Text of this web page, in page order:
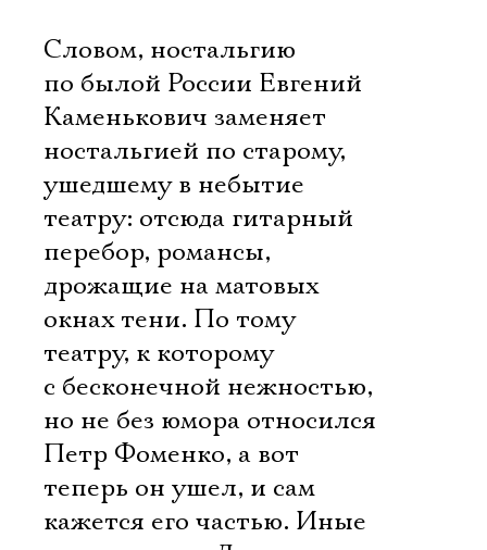
Словом, ностальгию
по былой России Евгений
Каменькович заменяет
ностальгией по старому,
ушедшему в небытие
театру: отсюда гитарный
перебор, романсы,
дрожащие на матовых
окнах тени. По тому
театру, к которому
с бесконечной нежностью,
но не без юмора относился
Петр Фоменко, а вот
теперь он ушел, и сам
кажется его частью. Иные